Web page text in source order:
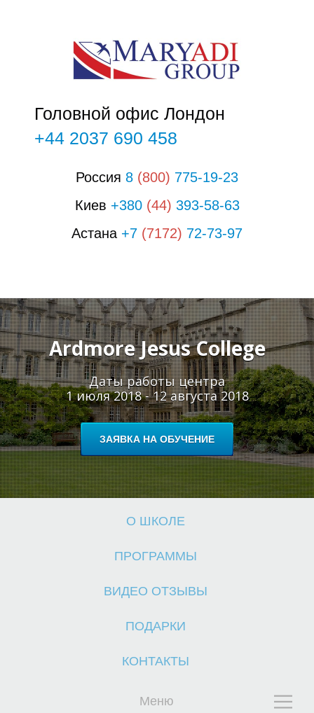
Головной офис Лондон
+44 2037 690 458
Россия 8 (800) 775-19-23
Киев +380 (44) 393-58-63
Астана +7 (7172) 72-73-97
Ardmore Jesus College
Даты работы центра
1 июля 2018 - 12 августа 2018
ЗАЯВКА НА ОБУЧЕНИЕ
О ШКОЛЕ
ПРОГРАММЫ
ВИДЕО ОТЗЫВЫ
ПОДАРКИ
КОНТАКТЫ
Меню
О
Ш
О
Ш